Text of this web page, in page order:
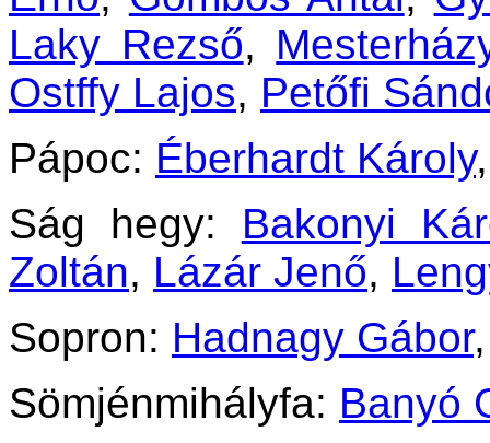
Laky Rezső,
Ostffy Lajos, Petőfi
Pápoc: Éberhardt Károly
Ság hegy: Bakonyi
Zoltán, Lázár Jenő,
Sopron: Hadnagy Gábor
Sömjénmihályfa: Banyó